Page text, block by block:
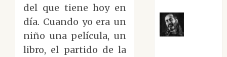
del que tiene hoy en
día. Cuando yo era un
niño una película, un
libro, el partido de la